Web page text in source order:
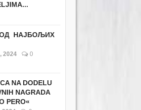
НАЈБОЉИХ
2024 0
NA DODELU
NAGRADA
PERO«